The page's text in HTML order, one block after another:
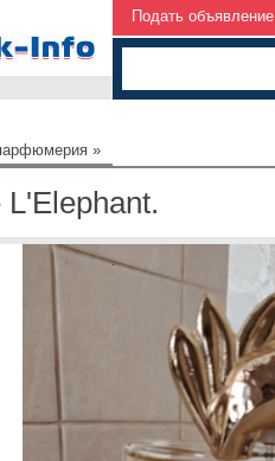
Подать объявление
»